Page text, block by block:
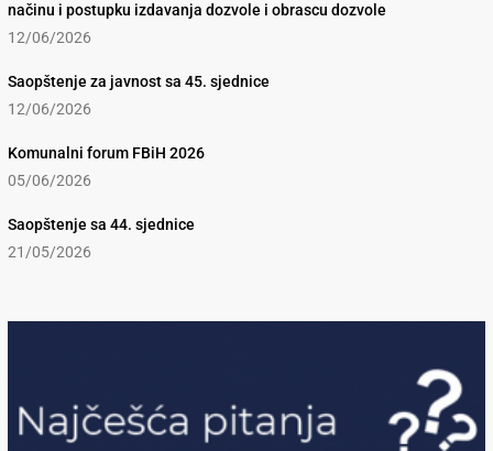
načinu i postupku izdavanja dozvole i obrascu dozvole
12/06/2026
Saopštenje za javnost sa 45. sjednice
12/06/2026
Komunalni forum FBiH 2026
05/06/2026
Saopštenje sa 44. sjednice
21/05/2026